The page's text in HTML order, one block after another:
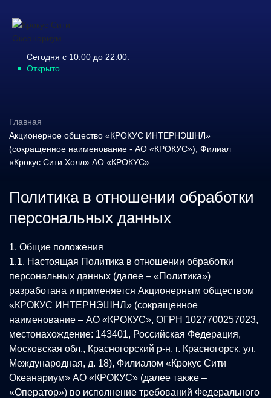
Сегодня с 10:00 до 22:00.
Открыто
Главная
Акционерное общество «КРОКУС ИНТЕРНЭШНЛ»
(сокращенное наименование - АО «КРОКУС»), Филиал
«Крокус Сити Холл» АО «КРОКУС»
Политика в отношении обработки
персональных данных
1. Общие положения
1.1. Настоящая Политика в отношении обработки
персональных данных (далее – «Политика»)
разработана и применяется Акционерным обществом
«КРОКУС ИНТЕРНЭШНЛ» (сокращенное
наименование – АО «КРОКУС», ОГРН 1027700257023,
местонахождение: 143401, Российская Федерация,
Московская обл., Красногорский р-н, г. Красногорск, ул.
Международная, д. 18), Филиалом «Крокус Сити
Океанариум» АО «КРОКУС» (далее также –
«Оператор») во исполнение требований Федерального